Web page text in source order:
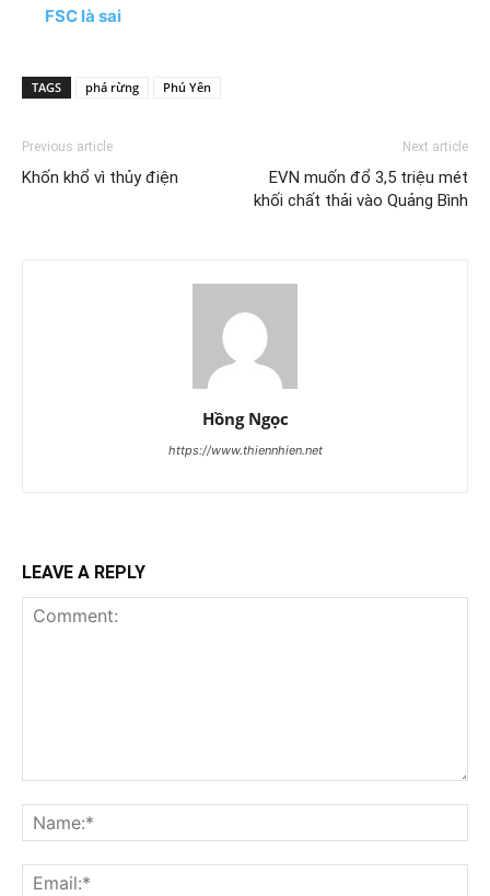
FSC là sai
TAGS phá rừng Phú Yên
Previous article
Khốn khổ vì thủy điện
Next article
EVN muốn đổ 3,5 triệu mét
khối chất thải vào Quảng Bình
Hồng Ngọc
https://www.thiennhien.net
LEAVE A REPLY